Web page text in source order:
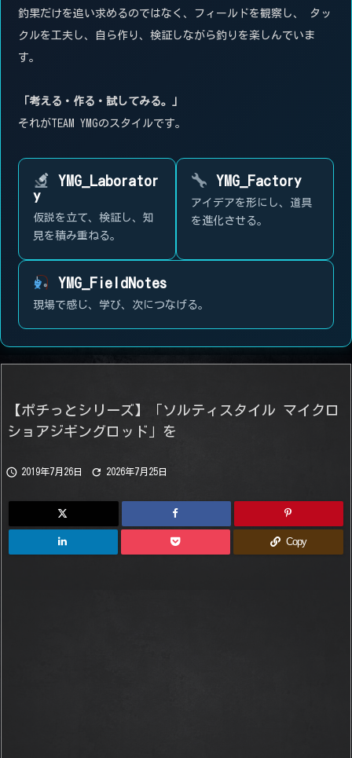
釣果だけを追い求めるのではなく、フィールドを観察し、 タッ
クルを工夫し、自ら作り、検証しながら釣りを楽しんでいま
す。
「考える・作る・試してみる。」
それがTEAM YMGのスタイルです。
YMG_Laborator
y
仮説を立て、検証し、知
見を積み重ねる。
YMG_Factory
アイデアを形にし、道具
を進化させる。
YMG_FieldNotes
現場で感じ、学び、次につなげる。
【ポチっとシリーズ】「ソルティスタイル マイクロ
ショアジギングロッド」を
 2019年7月26日  2026年7月25日
Copy